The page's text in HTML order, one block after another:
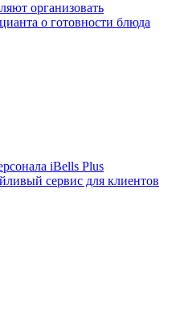
организовать
о готовности блюда
iBells Plus
сервис для клиентов